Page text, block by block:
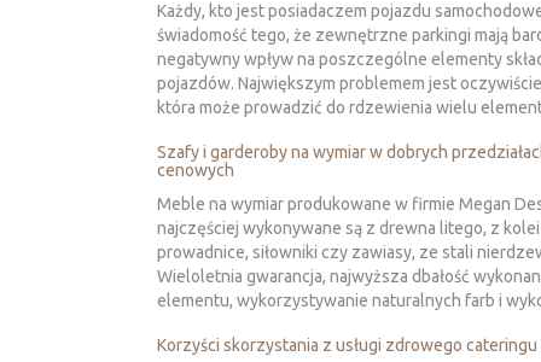
Każdy, kto jest posiadaczem pojazdu
świadomość tego, że zewnętrzne parkingi mają
negatywny wpływ na poszczególne elementy
pojazdów. Największym problemem jest
która może prowadzić do rdzewienia wielu
Szafy i garderoby na wymiar w dobrych
cenowych
Meble na wymiar produkowane w firmie Megan
najczęściej wykonywane są z drewna litego, z kolei
prowadnice, siłowniki czy zawiasy, ze stali
Wieloletnia gwarancja, najwyższa dbałość
elementu, wykorzystywanie naturalnych farb i
Korzyści skorzystania z usługi zdrowego cateringu